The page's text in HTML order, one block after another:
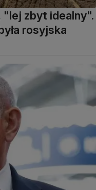
zbyt idealny".
rosyjska